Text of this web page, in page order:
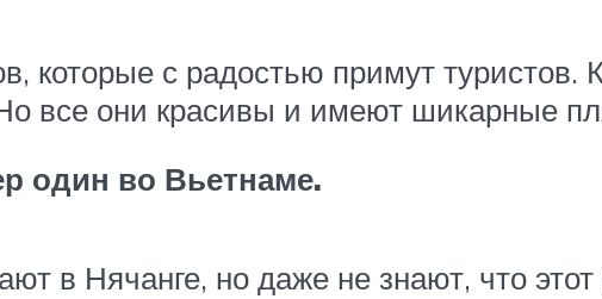
которые с радостью примут
все они красивы и имеют шикарные
один во Вьетнаме.
в Нячанге, но даже не знают, что